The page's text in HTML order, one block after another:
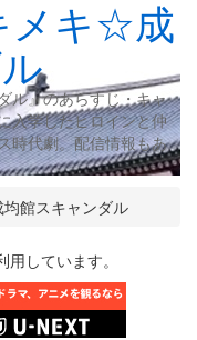
メキ☆成
ル』のあらすじ・キャ
入学したヒロインと仲
時代劇。配信情報もあ
館スキャンダル
しています。